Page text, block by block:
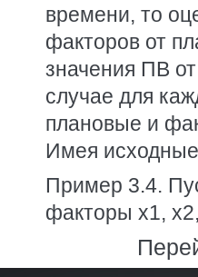
времени, то
факторов от
значения ПВ
случае для
плановые и
Имея
Пример 3.4.
факторы x1,